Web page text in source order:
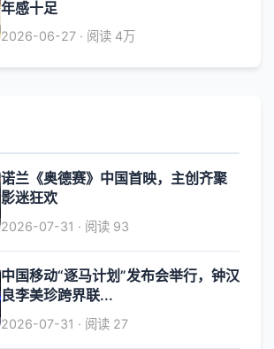
年感十足
2026-06-27 · 阅读 4万
诺兰《奥德赛》中国首映，主创齐聚
影迷狂欢
2026-07-31 · 阅读 93
中国移动“逐马计划”发布会举行，钟汉
良李美珍跨界联...
2026-07-31 · 阅读 27